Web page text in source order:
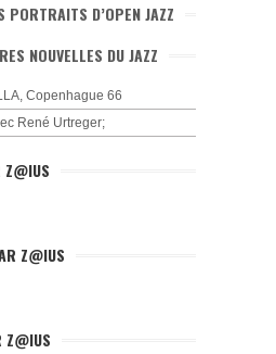
PORTRAITS D’OPEN JAZZ
NOUVELLES DU JAZZ
Copenhague 66
René Urtreger;
Z@IUS
Z@IUS
Z@IUS